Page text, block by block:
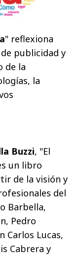
" reflexiona
publicidad y
de la
la
Buzzi, "El
un libro
de la visión y
del
Barbella,
Pedro
Carlos Lucas,
Cabrera y